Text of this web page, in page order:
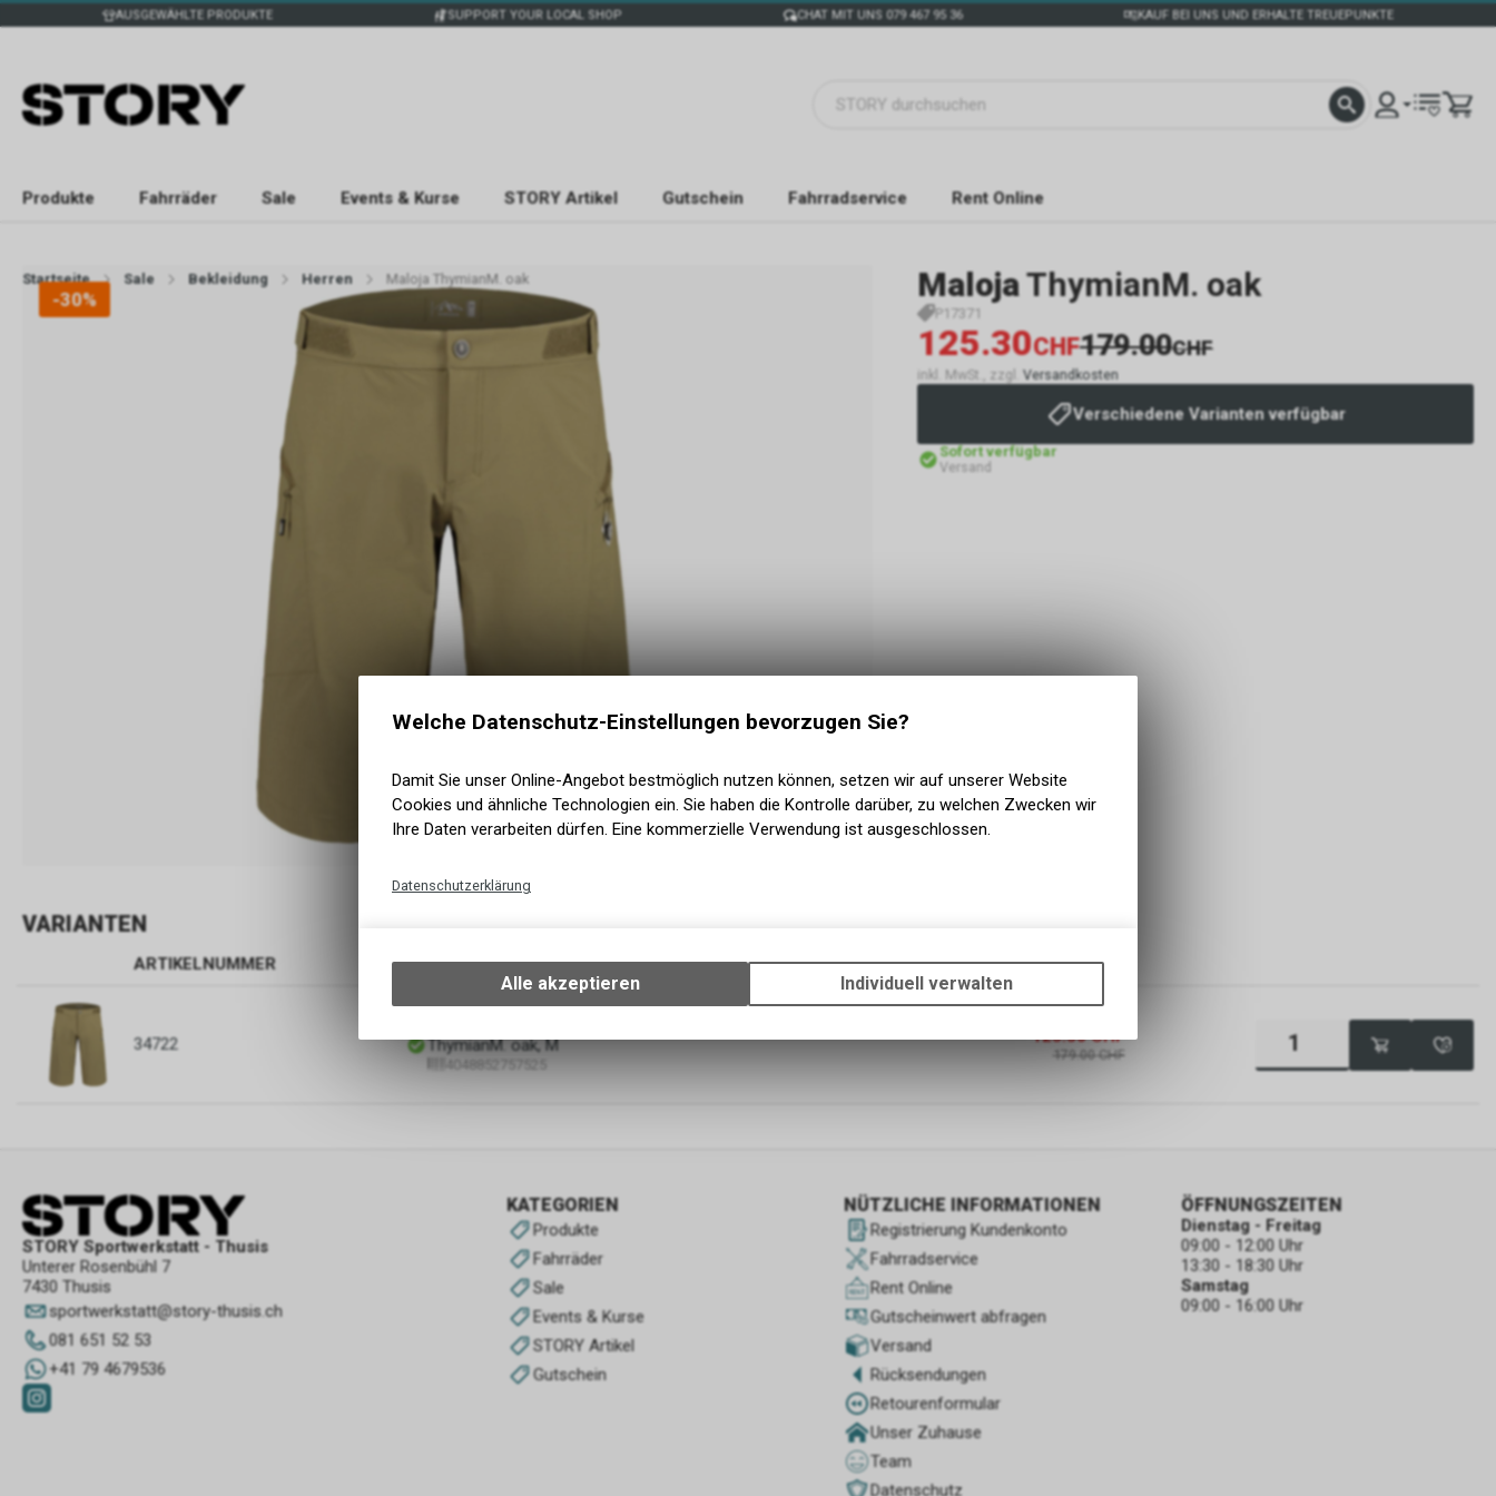
AUSGEWÄHLTE PRODUKTE SUPPORT YOUR LOCAL SHOP CHAT MIT UNS 079 467 95 36 KAUF BEI UNS UND ERHALTE TREUEPUNKTE
Produkte Fahrräder Sale Events & Kurse STORY Artikel Gutschein Fahrradservice Rent Online
Startseite Sale Bekleidung Herren Maloja ThymianM. oak
-30% MalojaThymianM. oak
P17371
125.30CHF179.00CHF
inkl. MwSt., zzgl. Versandkosten
Verschiedene Varianten verfügbar
Sofort verfügbar
Versand
VARIANTEN
ARTIKELNUMMER BEZEICHNUNG PREIS
34722 ThymianM. oak, M
4048852757525
125.30 CHF
179.00 CHF
STORY Sportwerkstatt - Thusis
Unterer Rosenbühl 7
7430 Thusis
sportwerkstatt@story-thusis.ch
081 651 52 53
+41 79 4679536
KATEGORIEN
Produkte
Fahrräder
Sale
Events & Kurse
STORY Artikel
Gutschein
NÜTZLICHE INFORMATIONEN
Registrierung Kundenkonto
Fahrradservice
Rent Online
Gutscheinwert abfragen
Versand
Rücksendungen
Retourenformular
Unser Zuhause
Team
Datenschutz
ÖFFNUNGSZEITEN
Dienstag - Freitag
09:00 - 12:00 Uhr
13:30 - 18:30 Uhr
Samstag
09:00 - 16:00 Uhr
Welche Datenschutz-Einstellungen bevorzugen Sie?
Damit Sie unser Online-Angebot bestmöglich nutzen können, setzen wir auf unserer Website
Cookies und ähnliche Technologien ein. Sie haben die Kontrolle darüber, zu welchen Zwecken wir
Ihre Daten verarbeiten dürfen. Eine kommerzielle Verwendung ist ausgeschlossen.
Datenschutzerklärung
Ihrem Gerät, um die grundlegenden Funktionen unseres Online-Angebots, wie die
Verwendung des Warenkorbs, zu ermöglichen. Bitte beachten Sie, dass die
zulassen.
Alle akzeptieren Individuell verwalten